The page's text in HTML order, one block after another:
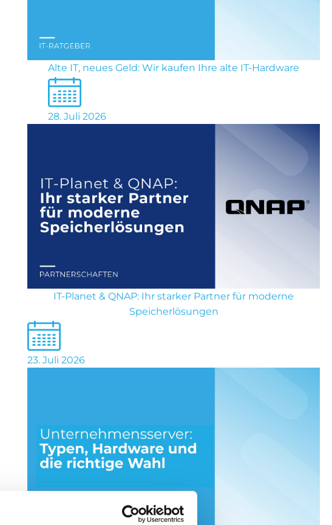
Alte IT, neues Geld: Wir kaufen Ihre alte IT-Hardware
28. Juli 2026
IT-Planet & QNAP: Ihr starker Partner für moderne
Speicherlösungen
23. Juli 2026